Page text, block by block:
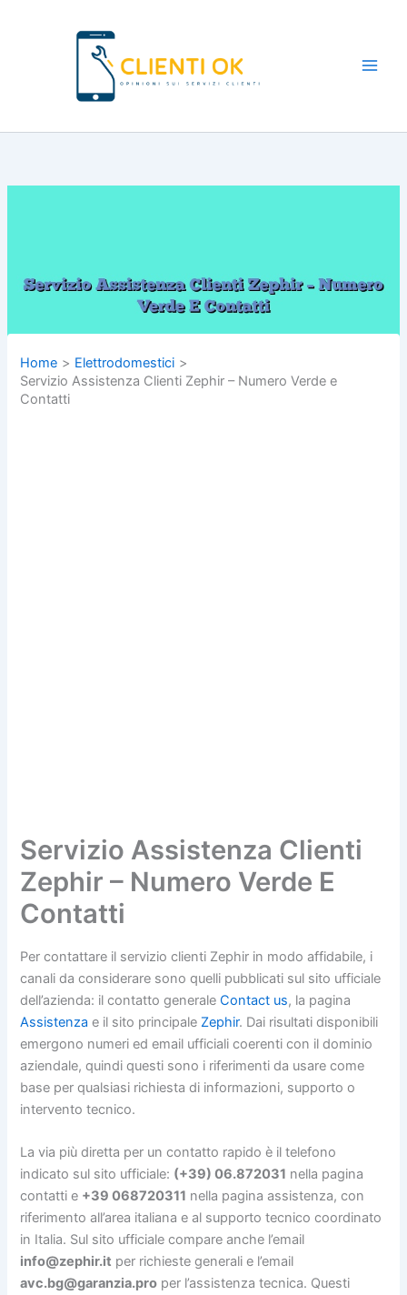
Home
Elettrodomestici
Servizio Assistenza Clienti Zephir – Numero Verde e
Contatti
Servizio Assistenza Clienti
Zephir – Numero Verde E
Contatti
Per contattare il servizio clienti Zephir in modo affidabile, i
canali da considerare sono quelli pubblicati sul sito ufficiale
dell’azienda: il contatto generaleContact us, la pagina
Assistenza e il sito principale Zephir. Dai risultati disponibili
emergono numeri ed email ufficiali coerenti con il dominio
aziendale, quindi questi sono i riferimenti da usare come
base per qualsiasi richiesta di informazioni, supporto o
intervento tecnico.
La via più diretta per un contatto rapido è il telefono
indicato sul sito ufficiale: (+39) 06.872031 nella pagina
contatti e +39 068720311 nella pagina assistenza, con
riferimento all’area italiana e al supporto tecnico coordinato
in Italia. Sul sito ufficiale compare anche l’email
info@zephir.it per richieste generali e l’email
avc.bg@garanzia.pro per l’assistenza tecnica. Questi